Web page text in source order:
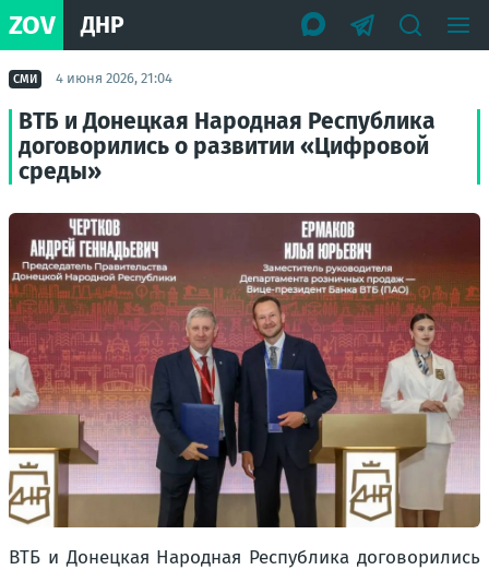
ZOV ДНР
СМИ 4 июня 2026, 21:04
ВТБ и Донецкая Народная Республика
договорились о развитии «Цифровой
среды»
ВТБ и Донецкая Народная Республика договорились